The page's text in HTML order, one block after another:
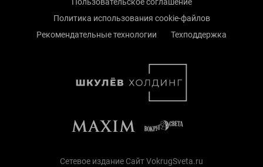
Пользовательское соглашение
Политика использования cookie-файлов
Рекомендательные технологии
Техподдержка
Сетевое издание Сайт VokrugSveta.ru